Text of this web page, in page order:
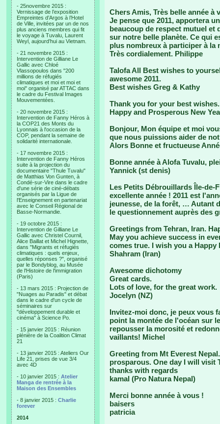
- 25novembre 2015 :
Vernissage de l’exposition
Empreintes d’Argos à l’Hotel
de Ville, invitées par un de nos
plus anciens membres qui fit
le voyage à Tuvalu, Laurent
Weyl, aujourd’hui au Vietnam.
- 21 novembre 2015 :
Intervention de Gilliane Le
Gallic avec Chloé
Vlassopoulos dans "200
millions de réfugiés
climatiques et moi et moi et
moi" organisé par ATTAC dans
le cadre du Festival Images
Mouvementées.
- 20 novembre 2015 :
Intervention de Fanny Héros à
la COP21 des Monts du
Lyonnais à l'occasion de la
COP, pendant la semaine de
solidarité internationale.
- 17 novembre 2015 :
Intervention de Fanny Héros
suite à la projection du
documentaire "Thule Tuvalu"
de Matthias Von Gunten, à
Condé-sur-Vire dans le cadre
d'une série de ciné-débats
organisés par la Ligue de
l'Enseignement en partenariat
avec le Conseil Régional de
Basse-Normandie.
- 19 octobre 2015 :
Intervention de Gilliane Le
Gallic avec Christel Cournil,
Alice Baillat et Michel Hignette,
dans "Migrants et réfugiés
climatiques : quels enjeux,
quelles réponses ?", organisé
par le Bondyblog, au Musée
de l'Histoire de l'immigration
(Paris)
- 13 mars 2015 : Projection de
"Nuages au Paradis" et débat
dans le cadre d'un cycle de
séminaires sur
"développement durable et
cinéma" à Science Po.
- 15 janvier 2015 : Réunion
plénière de la Coalition Climat
21
- 13 janvier 2015 : Ateliers Our
Life 21, prises de vue 3/4
avec 4D
- 10 janvier 2015 : Atelier
Manga de rentrée à la
Maison des Ensembles
- 8 janvier 2015 : Charlie
forever
2014
Chers Amis, Très belle année à
Je pense que 2011, apportera
beaucoup de respect mutuel et
sur notre belle planète. Ce qui
plus nombreux à participer à la
Très cordialement. Philippe
Talofa All Best wishes to
awesome 2011.
Best wishes Greg & Kathy
Thank you for your best
Happy and Prosperous New
Bonjour, Mon équipe et moi
que nous puissions aider de
Alors Bonne et fructueuse
Bonne année à Alofa Tuvalu,
Yannick (st denis)
Les Petits Débrouillards Île-de-
excellente année ! 2011 est
jeunesse, de la forêt, … Autant
le questionnement auprès des
Greetings from Tehran, Iran.
May you achieve success in
comes true. I wish you a Happy
Shahram (Iran)
Awesome dichotomy
Great cards.
Lots of love, for the great work.
Jocelyn (NZ)
Invitez-moi donc, je peux vous
point la montée de l'océan sur
repousser la morosité et
vaillants! Michel
Greeting from Mt Everest
prosparous. One day I will visit
thanks with regards
kamal (Pro Natura Nepal)
Merci bonne année à vous !
baisers
patricia